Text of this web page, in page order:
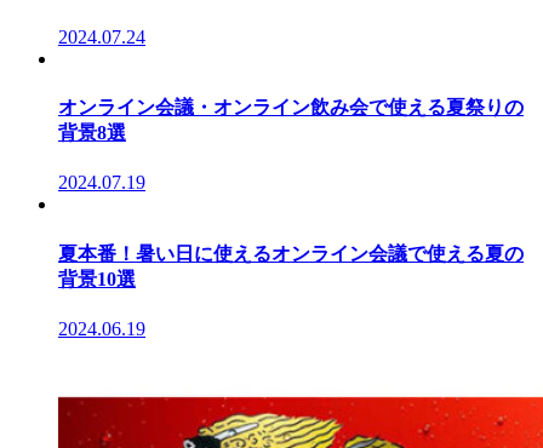
2024.07.24
オンライン会議・オンライン飲み会で使える夏祭りの
背景8選
2024.07.19
夏本番！暑い日に使えるオンライン会議で使える夏の
背景10選
2024.06.19